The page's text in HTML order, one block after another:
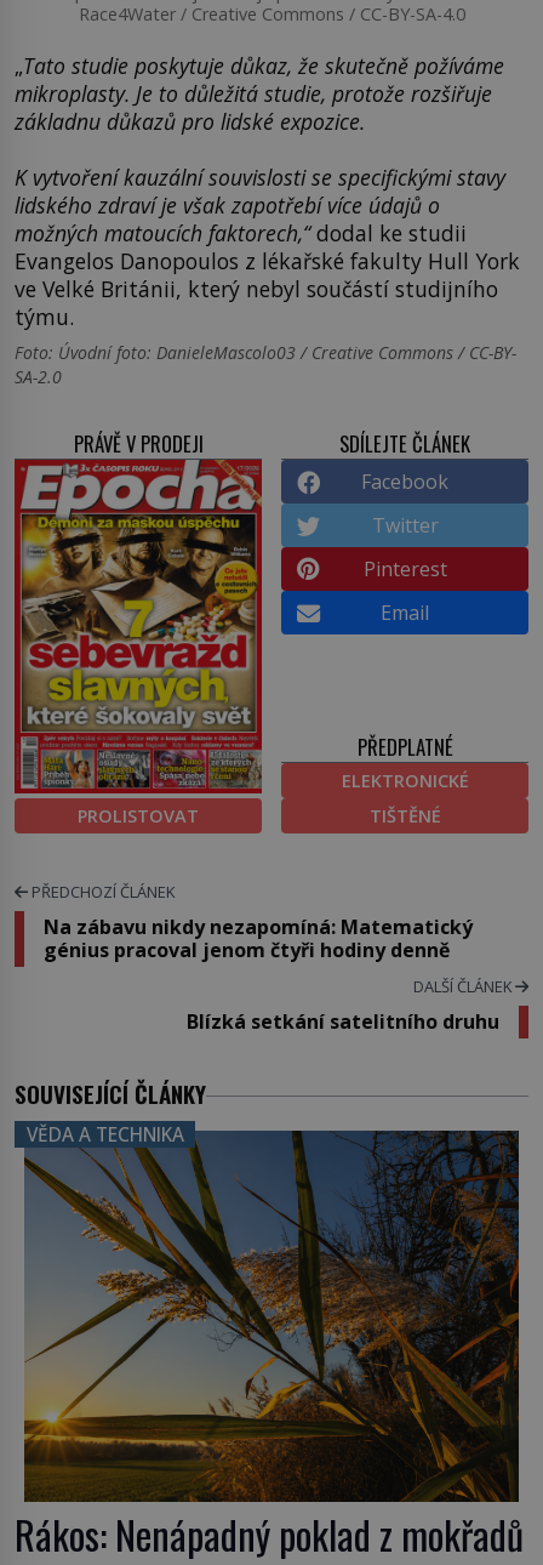
Race4Water / Creative Commons / CC-BY-SA-4.0
„Tato studie poskytuje důkaz, že skutečně požíváme
mikroplasty. Je to důležitá studie, protože rozšiřuje
základnu důkazů pro lidské expozice.
K vytvoření kauzální souvislosti se specifickými stavy
lidského zdraví je však zapotřebí více údajů o
možných matoucích faktorech,“dodal ke studii
Evangelos Danopoulos z lékařské fakulty Hull York
ve Velké Británii, který nebyl součástí studijního
týmu.
Foto: Úvodní foto: DanieleMascolo03 / Creative Commons / CC-BY-
SA-2.0
PRÁVĚ V PRODEJI
PROLISTOVAT
SDÍLEJTE ČLÁNEK
Facebook
Twitter
Pinterest
Email
PŘEDPLATNÉ
ELEKTRONICKÉ
TIŠTĚNÉ
PŘEDCHOZÍ ČLÁNEK
Na zábavu nikdy nezapomíná: Matematický
génius pracoval jenom čtyři hodiny denně
DALŠÍ ČLÁNEK
Blízká setkání satelitního druhu
SOUVISEJÍCÍ ČLÁNKY
VĚDA A TECHNIKA
Rákos: Nenápadný poklad z mokřadů